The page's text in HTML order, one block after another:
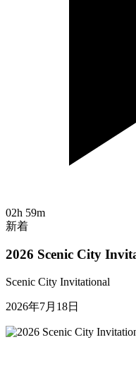
02h 59m
新着
2026 Scenic City
Scenic City Invitational
2026年7月18日